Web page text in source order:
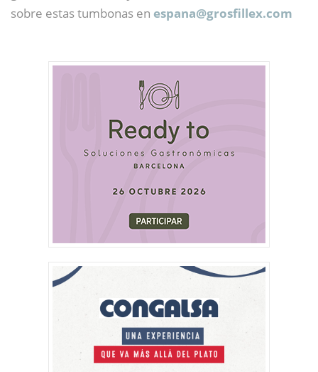
sobre estas tumbonas en espana@grosfillex.com